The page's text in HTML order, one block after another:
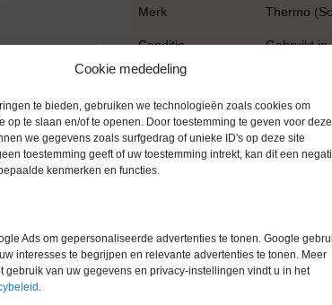
Cookie mededeling
te bieden, gebruiken we technologieën zoals cookies om
op te slaan en/of te openen. Door toestemming te geven voor deze
we gegevens zoals surfgedrag of unieke ID's op deze site
toestemming geeft of uw toestemming intrekt, kan dit een
kenmerken en functies.
Ads om gepersonaliseerde advertenties te tonen. Google
interesses te begrijpen en relevante advertenties te tonen. Meer
gebruik van uw gegevens en privacy-instellingen vindt u in het
.
en
Merk Thermo
Conditie Gebruikt in
Garantie